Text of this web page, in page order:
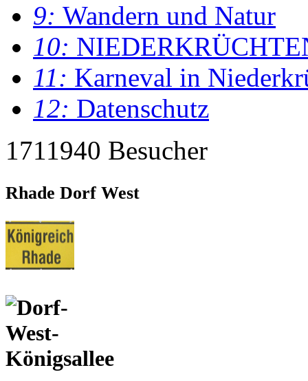
9: Wandern und Natur
10:
11: Karneval in
12: Datenschutz
1711940 Besucher
Rhade Dorf West